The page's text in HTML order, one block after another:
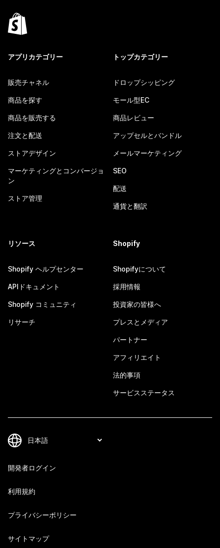
アプリカテゴリー
販売チャネル
商品を探す
商品を販売する
注文と配送
ストアデザイン
マーケティングとコンバージョ
ン
ストア管理
トップカテゴリー
ドロップシッピング
モール型EC
商品レビュー
アップセルとバンドル
メールマーケティング
SEO
配送
通貨と翻訳
リソース
Shopify ヘルプセンター
APIドキュメント
Shopify コミュニティ
リサーチ
Shopify
Shopifyについて
採用情報
投資家の皆様へ
プレスとメディア
パートナー
アフィリエイト
法的事項
サービスステータス
開発者ログイン
利用規約
プライバシーポリシー
サイトマップ